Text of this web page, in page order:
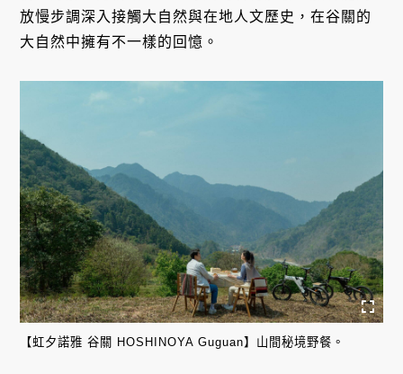
放慢步調深入接觸大自然與在地人文歷史，在谷關的
大自然中擁有不一樣的回憶。
【虹夕諾雅 谷關 HOSHINOYA Guguan】山間秘境野餐。